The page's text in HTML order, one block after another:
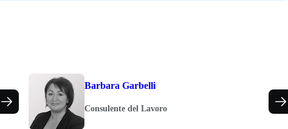
Barbara Garbelli
Consulente del Lavoro